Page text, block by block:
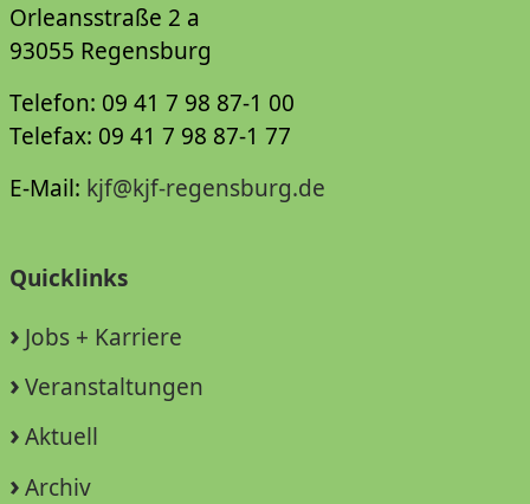
Orleansstraße 2 a
93055 Regensburg
Telefon: 09 41 7 98 87-1 00
Telefax: 09 41 7 98 87-1 77
E-Mail: kjf@kjf-regensburg.de
Quicklinks
Jobs + Karriere
Veranstaltungen
Aktuell
Archiv